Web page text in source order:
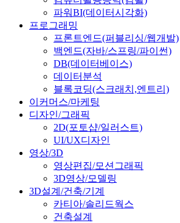
파워BI(데이터시각화)
프로그래밍
프론트엔드(퍼블리싱/웹개발)
백엔드(자바/스프링/파이썬)
DB(데이터베이스)
데이터분석
블록코딩(스크래치,엔트리)
이커머스/마케팅
디자인/그래픽
2D(포토샵/일러스트)
UI/UX디자인
영상/3D
영상편집/모션그래픽
3D영상/모델링
3D설계/건축/기계
카티아/솔리드웍스
건축설계